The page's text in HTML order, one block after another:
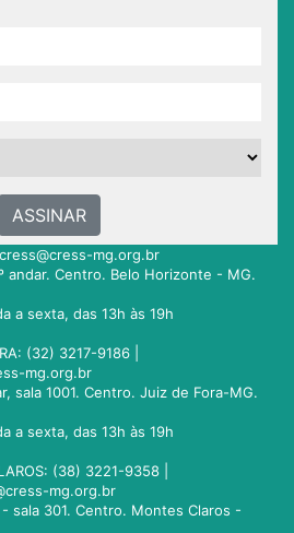
ASSINAR
cress@cress-mg.org.br
andar. Centro. Belo Horizonte - MG.
a sexta, das 13h às 19h
(32) 3217-9186 |
mg.org.br
sala 1001. Centro. Juiz de Fora-MG.
a sexta, das 13h às 19h
(38) 3221-9358 |
mg.org.br
sala 301. Centro. Montes Claros -